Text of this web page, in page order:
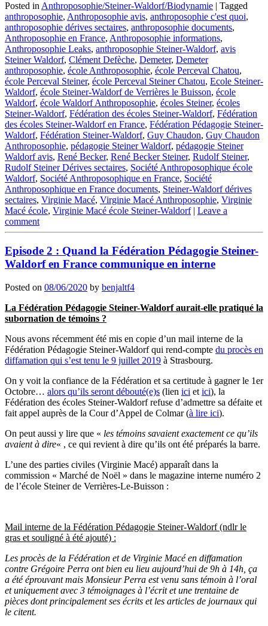
Posted in Anthroposophie/Steiner-Waldorf/Biodynamie | Tagged
anthroposophie, Anthroposophie avis, anthroposophie c'est quoi,
anthroposophie dérives sectaires, anthroposophie documents,
Anthroposophie en France, Anthroposophie informations,
Anthroposophie Leaks, anthroposophie Steiner-Waldorf, avis
Steiner Waldorf, Clément Defèche, Demeter, Demeter
anthroposophie, école Anthroposophie, école Perceval Chatou,
école Perceval Steiner, école Perceval Steiner Chatou, Ecole Steiner-
Waldorf, école Steiner-Waldorf de Verrières le Buisson, école
Waldorf, école Waldorf Anthroposophie, écoles Steiner, écoles
Steiner-Waldorf, Fédération des écoles Steiner-Waldorf, Fédération
des écoles Steiner-Waldorf en France, Fédération Pédagogie Steiner-
Waldorf, Fédération Steiner-Waldorf, Guy Chaudon, Guy Chaudon
Anthroposophie, pédagogie Steiner Waldorf, pédagogie Steiner
Waldorf avis, René Becker, René Becker Steiner, Rudolf Steiner,
Rudolf Steiner Dérives sectaires, Société Anthroposophique école
Waldorf, Société Anthroposophique en France, Société
Anthroposophique en France documents, Steiner-Waldorf dérives
sectaires, Virginie Macé, Virginie Macé Anthroposophie, Virginie
Macé école, Virginie Macé école Steiner-Waldorf | Leave a
comment
Episode 2 : Quand la Fédération Pédagogie Steiner-
Waldorf en France communique en interne
Posted on 08/06/2020 by benjaltf4
La Fédération Pédagogie Steiner-Waldorf aurait-elle pratiqué la
subornation de témoins ?
Nous avons récemment été mis en copie d’un mail interne de la
Fédération Pédagogie Steiner-Waldorf qui rend-compte du procès en
diffamation qui s’est tenu le 9 juillet 2019 à Strasbourg.
On y voit la confiance de la Fédération et sa certitude à gagner le 1er
Octobre… alors qu’ils seront débouté(e)s (lien ici et ici), la
Fédération des écoles Steiner-Waldorf refuse d’admettre sa défaite et
fait appel auprès de la Cour d’Appel de Colmar (à lire ici).
On peut aussi y lire que « les témoins savaient exactement ce qu’ils
avaient à dire« , ce qui revient à dire qu’ils ont été préparés la barre.
L’une des parties civiles (Virginie Macé) apparaît dans la
commission « Marché de Noël » dans le magazine interne numéro 2
de l’école Steiner de Verrières-Le-Buisson :
Mail interne de la Fédération Pédagogie Steiner-Waldorf (ndlr le
gras et souligné à été ajouté) :
Les procès de la Fédération et de Virginie Macé en diffamation
contre Grégoire Perra ont bien eu lieu aujourd’hui de 9h à 14h, ça
a été éprouvant mais Monsieur Perra est venu sans témoin à l’oral
et uniquement avec 3 témoignages à l’écrit et une trentaine de
pièces dont principalement ses écrits et les articles de journaux qui
le citent.